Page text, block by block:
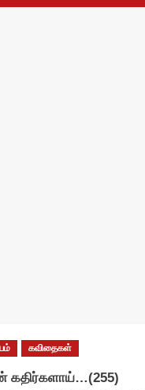
கவிதைகள்
கதிர்களாய்…(255)